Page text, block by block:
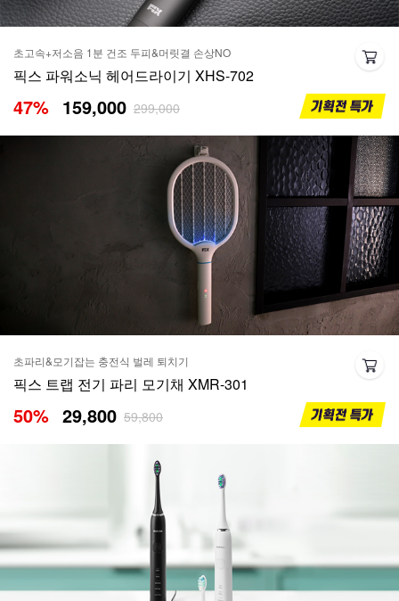
초고속+저소음 1분 건조 두피&머릿결 손상NO
픽스 파워소닉 헤어드라이기 XHS-702
47% 159,000 299,000
초파리&모기잡는 충전식 벌레 퇴치기
픽스 트랩 전기 파리 모기채 XMR-301
50% 29,800 59,800